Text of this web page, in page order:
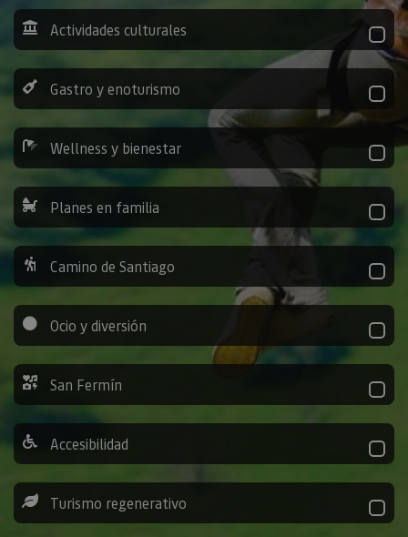
Actividades culturales
Gastro y enoturismo
Wellness y bienestar
Planes en familia
Camino de Santiago
Ocio y diversión
San Fermín
Accesibilidad
Turismo regenerativo